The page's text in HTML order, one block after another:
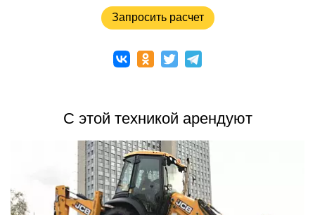
Запросить расчет
С этой техникой арендуют